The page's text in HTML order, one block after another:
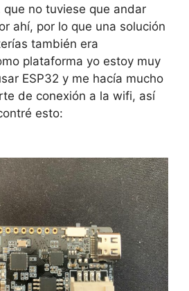
no tuviese que andar
ahí, por lo que una solución
también era
plataforma yo estoy muy
ESP32 y me hacía mucho
de conexión a la wifi, así
esto: